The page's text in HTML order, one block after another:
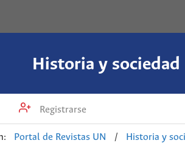
Historia y sociedad
Registrarse
Portal de Revistas UN /
Historia y